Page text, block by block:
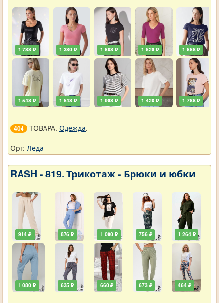
1 788 ₽
1 548 ₽
1 380 ₽
1 548 ₽
1 668 ₽
1 908 ₽
1 620 ₽
1 428 ₽
1 668 ₽
1 788 ₽
404 ТОВАРА. Одежда.
Орг: Леда
RASH - 819. Трикотаж - Брюки и юбки
914 ₽
1 080 ₽
876 ₽
635 ₽
1 080 ₽
660 ₽
756 ₽
673 ₽
1 264 ₽
464 ₽